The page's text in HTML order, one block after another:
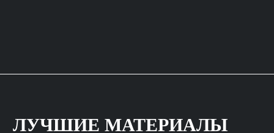
ЛУЧШИЕ МАТЕРИАЛЫ